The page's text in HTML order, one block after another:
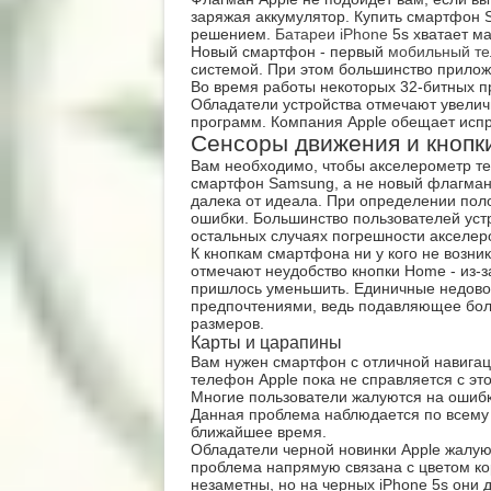
заряжая аккумулятор. Купить
решением. Батареи iPhone 5s хватает
Новый смартфон - первый мобильный
системой. При этом большинство
Во время работы некоторых 32-битных
Обладатели устройства отмечают
программ. Компания Apple обещает
Сенсоры движения и
Вам необходимо, чтобы акселерометр
смартфон Samsung, а не новый
далека от идеала. При определении
ошибки. Большинство пользователей
остальных случаях погрешности
К кнопкам смартфона ни у кого не
отмечают неудобство кнопки Home - из-
пришлось уменьшить. Единичные
предпочтениями, ведь подавляющее
размеров.
Карты и царапины
Вам нужен смартфон с отличной
телефон Apple пока не справляется с
Многие пользователи жалуются на
Данная проблема наблюдается по
ближайшее время.
Обладатели черной новинки Apple
проблема напрямую связана с цветом
незаметны, но на черных iPhone 5s они